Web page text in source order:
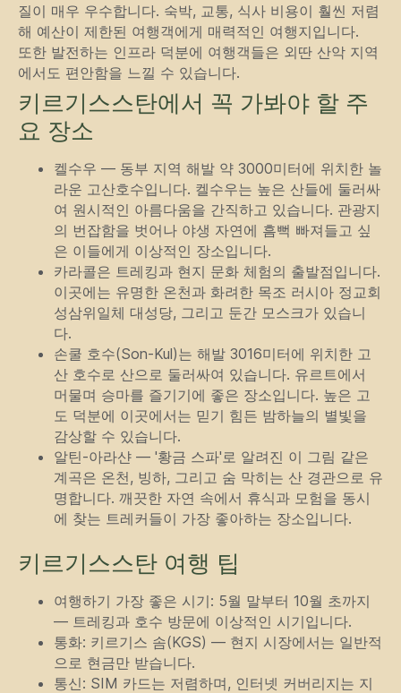
질이 매우 우수합니다. 숙박, 교통, 식사 비용이 훨씬 저렴
해 예산이 제한된 여행객에게 매력적인 여행지입니다.
또한 발전하는 인프라 덕분에 여행객들은 외딴 산악 지역
에서도 편안함을 느낄 수 있습니다.
키르기스스탄에서 꼭 가봐야 할 주
요 장소
켈수우 — 동부 지역 해발 약 3000미터에 위치한 놀
라운 고산호수입니다. 켈수우는 높은 산들에 둘러싸
여 원시적인 아름다움을 간직하고 있습니다. 관광지
의 번잡함을 벗어나 야생 자연에 흠뻑 빠져들고 싶
은 이들에게 이상적인 장소입니다.
카라콜은 트레킹과 현지 문화 체험의 출발점입니다.
이곳에는 유명한 온천과 화려한 목조 러시아 정교회
성삼위일체 대성당, 그리고 둔간 모스크가 있습니
다.
손쿨 호수(Son-Kul)는 해발 3016미터에 위치한 고
산 호수로 산으로 둘러싸여 있습니다. 유르트에서
머물며 승마를 즐기기에 좋은 장소입니다. 높은 고
도 덕분에 이곳에서는 믿기 힘든 밤하늘의 별빛을
감상할 수 있습니다.
알틴-아라샨 — '황금 스파'로 알려진 이 그림 같은
계곡은 온천, 빙하, 그리고 숨 막히는 산 경관으로 유
명합니다. 깨끗한 자연 속에서 휴식과 모험을 동시
에 찾는 트레커들이 가장 좋아하는 장소입니다.
키르기스스탄 여행 팁
여행하기 가장 좋은 시기: 5월 말부터 10월 초까지
— 트레킹과 호수 방문에 이상적인 시기입니다.
통화: 키르기스 솜(KGS) — 현지 시장에서는 일반적
으로 현금만 받습니다.
통신: SIM 카드는 저렴하며, 인터넷 커버리지는 지
내비게이션
회사 소개
연락처
가이드
기사
투어
개인정보 처리방침
중앙아시아의 중심에
서 즐기는 지프 투어
+996 500 74 75 63
ООО «Off Road Tours» 2026
© 모든 권리 보유
전송하기
버튼을 누르면 개인정보 처리방침에 동
의하게 됩니다.